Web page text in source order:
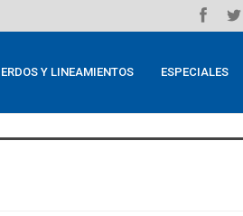
Y LINEAMIENTOS ESPECIALES